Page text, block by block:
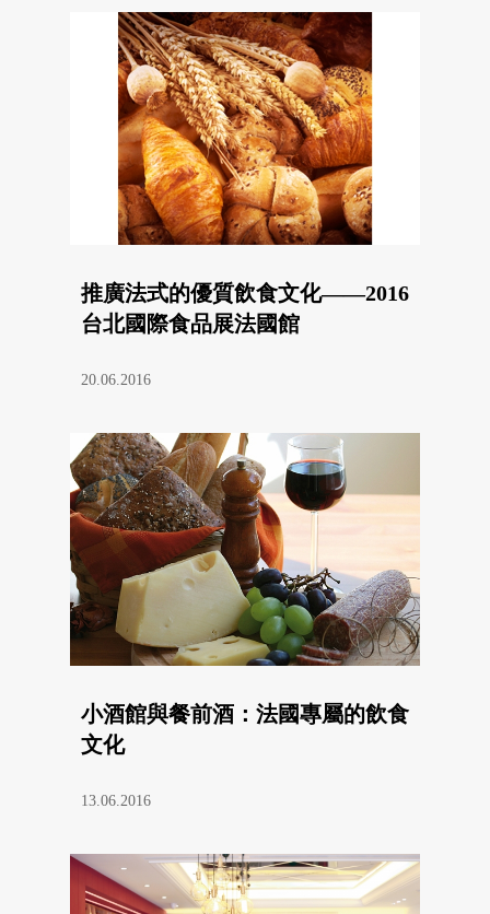
推廣法式的優質飲食文化——2016
台北國際食品展法國館
20.06.2016
小酒館與餐前酒：法國專屬的飲食
文化
13.06.2016